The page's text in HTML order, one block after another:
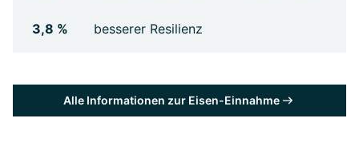
3,8 % besserer Resilienz
Alle Informationen zur Eisen-Einnahme